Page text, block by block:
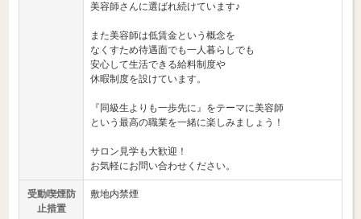
美容師さんに選ばれ続けています♪
また美容師は低賃金という概念を
なくすため待遇面でも一人暮らしでも
安心して生活できる給料制度や
休暇制度を設けています。
『同級生よりも一歩先に』をテーマに美容師
という最高の職業を一緒に楽しみましょう！
サロン見学も大歓迎！
お気軽にお問い合わせください。
受動喫煙防
止措置
敷地内禁煙